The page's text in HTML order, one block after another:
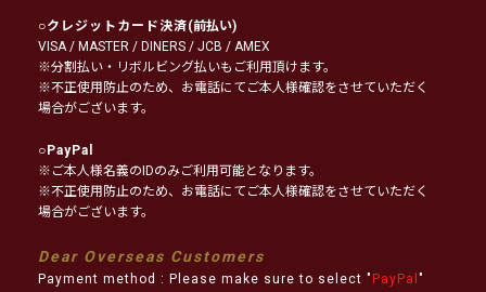
○クレジットカード決済(前払い)
VISA / MASTER / DINERS / JCB / AMEX
※分割払い・リボルビング払いもご利用頂けます。
※不正使用防止のため、お電話にてご本人様確認をさせていただく
場合がございます。
○PayPal
※ご本人様名義のIDのみご利用可能となります。
※不正使用防止のため、お電話にてご本人様確認をさせていただく
場合がございます。
Dear Overseas Customers
Payment method : Please make sure to select " PayPal "